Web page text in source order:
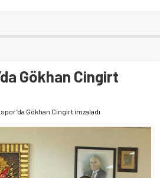
Gökhan Cingirt
Gökhan Cingirt imzaladı